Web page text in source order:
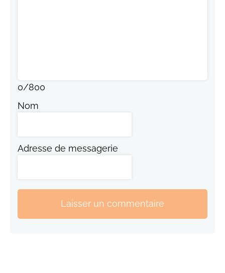
0/800
Nom
Adresse de messagerie
Laisser un commentaire